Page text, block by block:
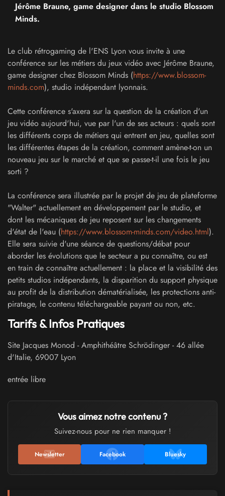
Jérôme Braune, game designer dans le studio Blossom
Minds.
Le club rétrogaming de l'ENS Lyon vous invite à une
conférence sur les métiers du jeux vidéo avec Jérôme Braune,
game designer chez Blossom Minds (https://www.blossom-
minds.com), studio indépendant lyonnais.
Cette conférence s'axera sur la question de la création d'un
jeu vidéo aujourd'hui, vue par l'un de ses acteurs : quels sont
les différents corps de métiers qui entrent en jeu, quelles sont
les différentes étapes de la création, comment amène-t-on un
nouveau jeu sur le marché et que se passe-t-il une fois le jeu
sorti ?
La conférence sera illustrée par le projet de jeu de plateforme
"Walter" actuellement en développement par le studio, et
dont les mécaniques de jeu reposent sur les changements
d'état de l'eau (https://www.blossom-minds.com/video.html).
Elle sera suivie d'une séance de questions/débat pour
aborder les évolutions que le secteur a pu connaître, ou est
en train de connaître actuellement : la place et la visibilité des
petits studios indépendants, la disparition du support physique
au profit de la distribution dématérialisée, les protections anti-
piratage, le contenu téléchargeable payant ou non, etc.
Tarifs & Infos Pratiques
Site Jacques Monod - Amphithéâtre Schrödinger -46 allée
d'Italie, 69007 Lyon
entrée libre
Vous aimez notre contenu ?
Suivez-nous pour ne rien manquer !
Newsletter Facebook Bluesky